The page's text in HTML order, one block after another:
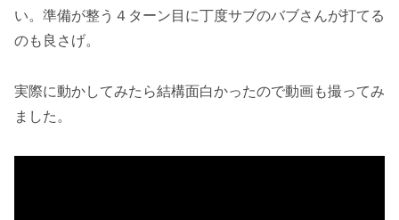
い。準備が整う４ターン目に丁度サブのバブさんが打てる
のも良さげ。
実際に動かしてみたら結構面白かったので動画も撮ってみ
ました。